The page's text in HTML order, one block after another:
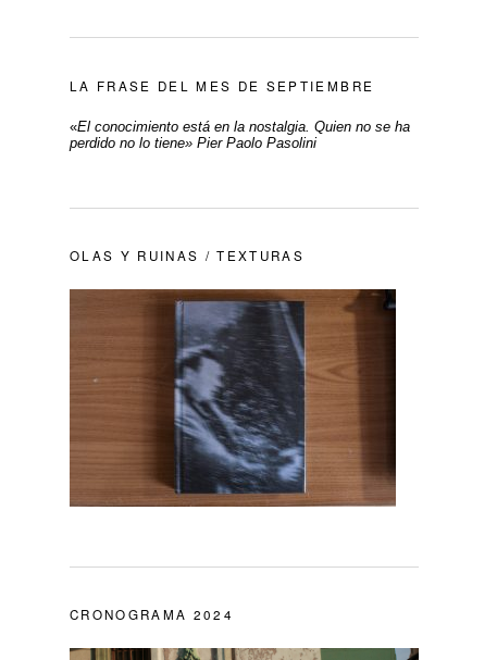
LA FRASE DEL MES DE SEPTIEMBRE
«El conocimiento está en la nostalgia. Quien no se ha
perdido no lo tiene» Pier Paolo Pasolini
OLAS Y RUINAS / TEXTURAS
CRONOGRAMA 2024